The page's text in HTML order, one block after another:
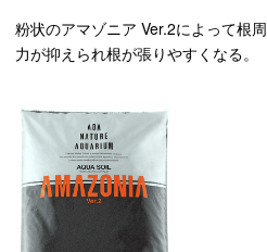
粉状のアマゾニア Ver.2によって根
力が抑えられ根が張りやすくなる。